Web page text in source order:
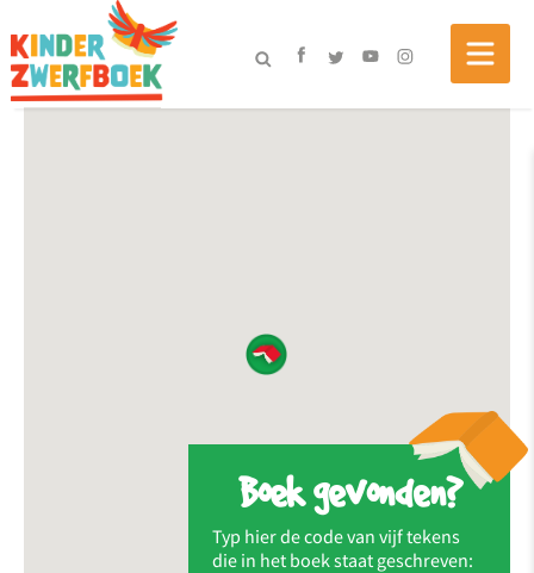
Boek gevonden?
Typ hier de code van vijf tekens
die in het boek staat geschreven: